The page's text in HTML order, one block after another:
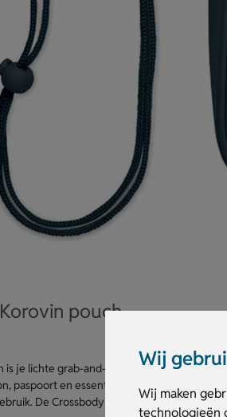
Wij
Wij maken
technologieën
pouch
je lichte grab-and-go tas. Gemaakt van
paspoort en essentials. Leverbaar in
De Crossbody reistas rpet Korovin